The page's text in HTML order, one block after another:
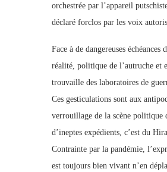
orchestrée par l’appareil
déclaré forclos par les voix
Face à de dangereuses
réalité, politique de l’autruche et
trouvaille des laboratoires de
Ces gesticulations sont aux
verrouillage de la scène politique
d’ineptes expédients, c’est du
Contrainte par la pandémie,
est toujours bien vivant n’en